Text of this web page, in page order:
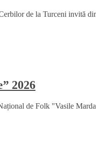
de la Turceni invită
2026
de Folk "Vasile